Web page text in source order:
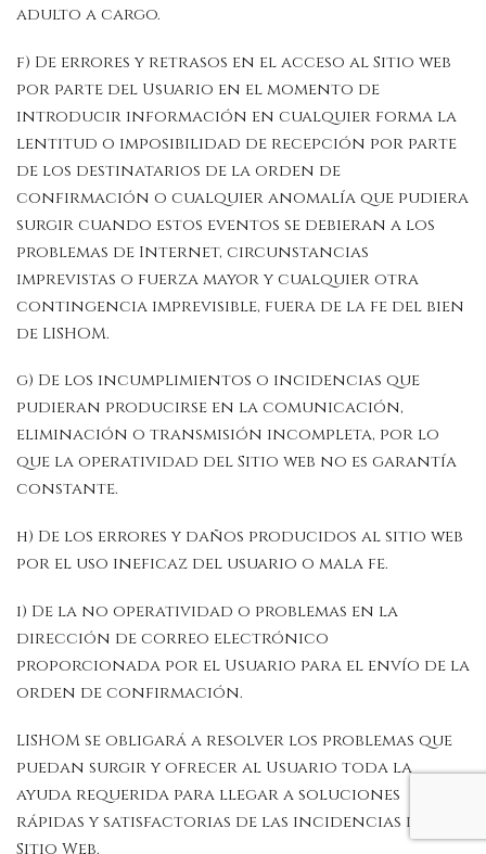
adulto a cargo.
f) De errores y retrasos en el acceso al Sitio web
por parte del Usuario en el momento de
introducir información en cualquier forma la
lentitud o imposibilidad de recepción por parte
de los destinatarios de la orden de
confirmación o cualquier anomalía que pudiera
surgir cuando estos eventos se debieran a los
problemas de Internet, circunstancias
imprevistas o fuerza mayor y cualquier otra
contingencia imprevisible, fuera de la fe del bien
de LISHOM.
g) De los incumplimientos o incidencias que
pudieran producirse en la comunicación,
eliminación o transmisión incompleta, por lo
que la operatividad del Sitio web no es garantía
constante.
h) De los errores y daños producidos al sitio web
por el uso ineficaz del usuario o mala fe.
i) De la no operatividad o problemas en la
dirección de correo electrónico
proporcionada por el Usuario para el envío de la
orden de confirmación.
LISHOM se obligará a resolver los problemas que
puedan surgir y ofrecer al Usuario toda la
ayuda requerida para llegar a soluciones
rápidas y satisfactorias de las incidencias del
Sitio Web.